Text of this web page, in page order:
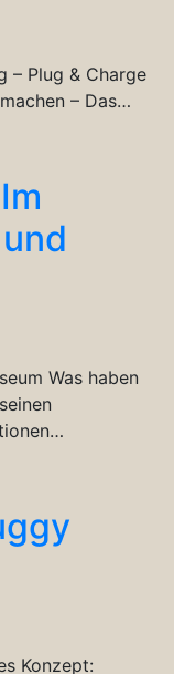
– Plug & Charge
– Das…
Was haben
Konzept: